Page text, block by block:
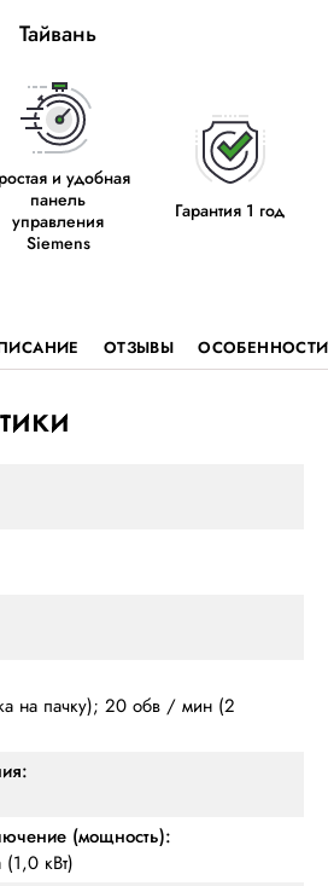
Тайвань
и удобная
панель
управления
Siemens
Гарантия 1 год
ОТЗЫВЫ ОСОБЕННОСТИ
на пачку); 20 обв / мин (2
(мощность):
кВт)